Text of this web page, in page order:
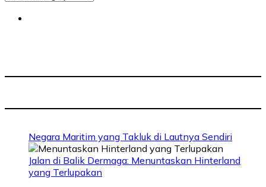
Negara Maritim yang Takluk di Lautnya Sendiri
Jalan di Balik Dermaga: Menuntaskan Hinterland
yang Terlupakan